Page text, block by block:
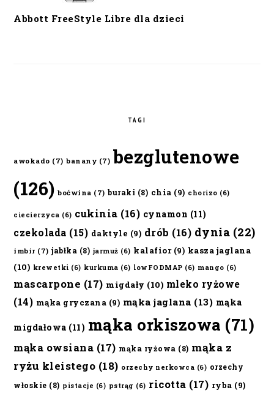
Abbott FreeStyle Libre dla dzieci
TAGI
awokado (7) banany (7) bezglutenowe
(126) boćwina (7) buraki (8) chia (9) chorizo (6)
ciecierzyca (6) cukinia (16) cynamon (11)
czekolada (15) daktyle (9) drób (16) dynia (22)
imbir (7) jabłka (8) jarmuż (6) kalafior(9) kasza jaglana
(10) krewetki (6) kurkuma (6) lowFODMAP (6) mango (6)
mascarpone (17) migdały (10) mleko ryżowe
(14) mąka gryczana (9) mąka jaglana (13) mąka
migdałowa (11) mąka orkiszowa (71)
mąka owsiana (17) mąka ryżowa (8) mąka z
ryżu kleistego (18) orzechy nerkowca (6) orzechy
włoskie (8) pistacje (6) pstrąg (6) ricotta (17) ryba (9)